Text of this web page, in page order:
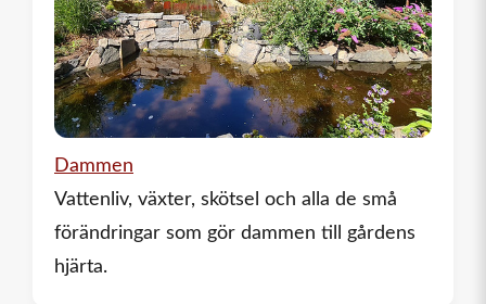
Dammen
Vattenliv, växter, skötsel och alla de små
förändringar som gör dammen till gårdens
hjärta.